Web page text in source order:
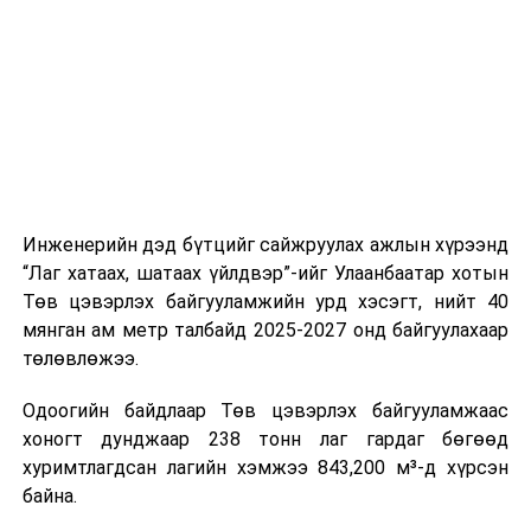
өдөр тутмын ажлын бэлэн байдлыг хангах зэрэг
практик ур чадварыг сургалтын хөтөлбөрт тусгажээ.
Сургалтыг танилцуулах лекц, асуулт-хариулт,
жишээнд суурилсан сургалт, багаар ажиллах дасгал,
танилцах, онцгой нөхцөлд ажиллах дадлага зэрэг
онол, практик хосолсон хэлбэрээр зохион байгуулж
байна.
Инженерийн дэд бүтцийг сайжруулах ажлын хүрээнд
“Лаг хатаах, шатаах үйлдвэр”-ийг Улаанбаатар хотын
Төв цэвэрлэх байгууламжийн урд хэсэгт, нийт 40
мянган ам метр талбайд 2025-2027 онд байгуулахаар
төлөвлөжээ.
Одоогийн байдлаар Төв цэвэрлэх байгууламжаас
хоногт дунджаар 238 тонн лаг гардаг бөгөөд
хуримтлагдсан лагийн хэмжээ 843,200 м³-д хүрсэн
байна.